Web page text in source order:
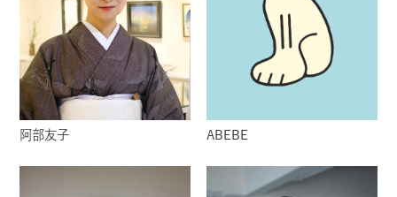
阿部友子 ABEBE